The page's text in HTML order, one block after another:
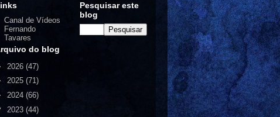
Canal de Vídeos
Fernando
Tavares
Pesquisar este
blog
do blog
2026 (47)
2025 (71)
2024 (66)
2023 (44)